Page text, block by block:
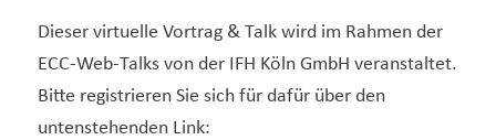
Dieser virtuelle Vortrag & Talk wird im Rahmen der
ECC-Web-Talks von der IFH Köln GmbH veranstaltet.
Bitte registrieren Sie sich für dafür über den
untenstehenden Link: